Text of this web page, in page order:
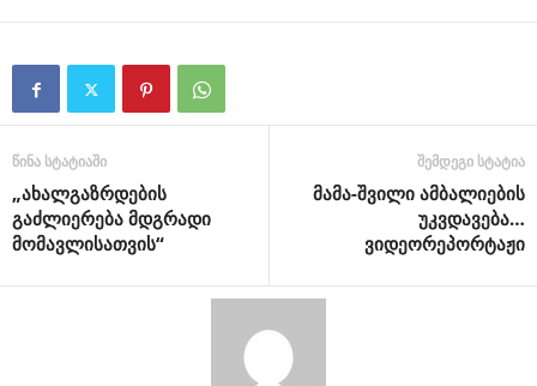
წინა სტატიაში
„ახალგაზრდების
გაძლიერება მდგრადი
მომავლისათვის“
შემდეგი სტატია
მამა-შვილი ამბალიების
უკვდავება…
ვიდეორეპორტაჟი